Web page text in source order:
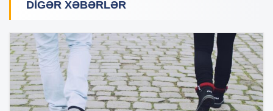
DIGƏR XƏBƏRLƏR